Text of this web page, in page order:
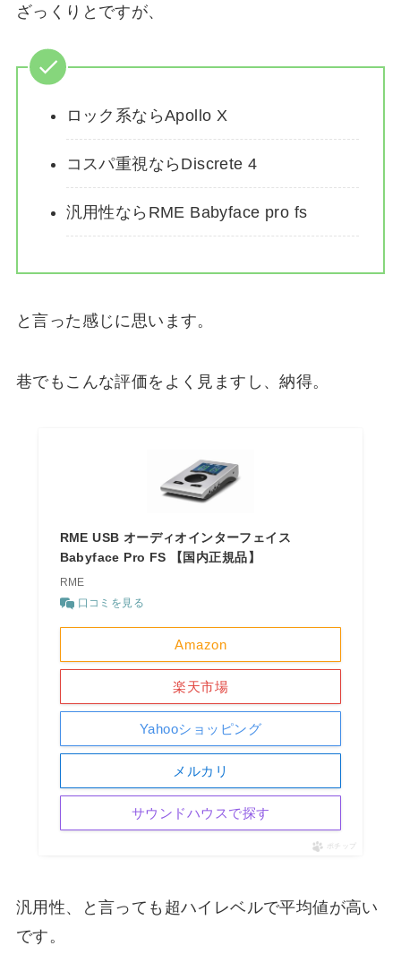
ざっくりとですが、
ロック系ならApollo X
コスパ重視ならDiscrete 4
汎用性ならRME Babyface pro fs
と言った感じに思います。
巷でもこんな評価をよく見ますし、納得。
RME USB オーディオインターフェイス
Babyface Pro FS 【国内正規品】
RME
口コミを見る
Amazon
楽天市場
Yahooショッピング
メルカリ
サウンドハウスで探す
ポチップ
汎用性、と言っても超ハイレベルで平均値が高い
です。